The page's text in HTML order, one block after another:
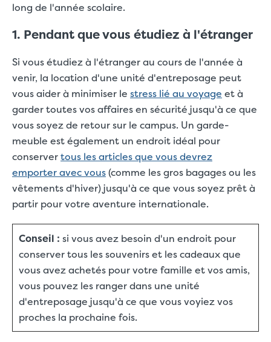
long de l'année scolaire.
1. Pendant que vous étudiez à l'étranger
Si vous étudiez à l'étranger au cours de l'année à
venir, la location d'une unité d'entreposage peut
vous aider à minimiser le stress lié au voyage et à
garder toutes vos affaires en sécurité jusqu'à ce que
vous soyez de retour sur le campus. Un garde-
meuble est également un endroit idéal pour
conservertous les articles que vous devrez
emporter avec vous(comme les gros bagages ou les
vêtements d'hiver) jusqu'à ce que vous soyez prêt à
partir pour votre aventure internationale.
Conseil : si vous avez besoin d'un endroit pour
conserver tous les souvenirs et les cadeaux que
vous avez achetés pour votre famille et vos amis,
vous pouvez les ranger dans une unité
d'entreposage jusqu'à ce que vous voyiez vos
proches la prochaine fois.